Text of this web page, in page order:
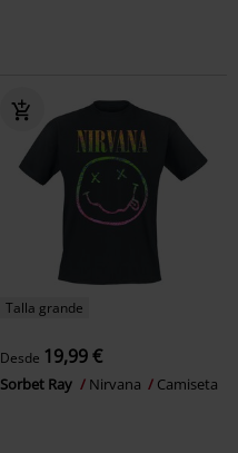
Talla grande
Desde 19,99 €
Sorbet Ray Nirvana Camiseta